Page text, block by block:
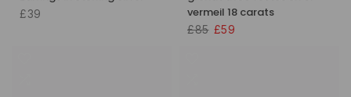
£39
vermeil 18 carats
£85 £59